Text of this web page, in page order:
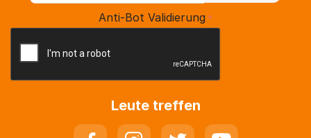
Anti-Bot Validierung
Leute treffen